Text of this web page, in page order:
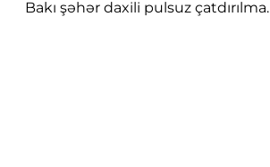
Bakı şəhər daxili pulsuz çatdırılma.